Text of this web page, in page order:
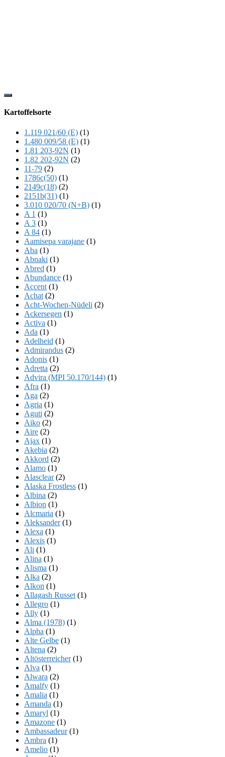
Show
Content
Kartoffelsorte
1.119 021/60 (E) (1)
1.480 009/58 (E) (1)
1.81 203-92N (1)
1.82 202-92N (2)
11-79 (2)
1786c(50) (1)
2149c(18) (2)
2151b(31) (1)
3.010 020/70 (N+B) (1)
A 1 (1)
A 3 (1)
A 84 (1)
Aamisepa varajane (1)
Aba (1)
Abnaki (1)
Abred (1)
Abundance (1)
Accent (1)
Achat (2)
Acht-Wochen-Nüdeli (2)
Ackersegen (1)
Activa (1)
Ada (1)
Adelheid (1)
Admirandus (2)
Adonis (1)
Adretta (2)
Advira (MPI 50.170/144) (1)
Afra (1)
Aga (2)
Agria (1)
Aguti (2)
Aiko (2)
Aire (2)
Ajax (1)
Akebia (2)
Akkord (2)
Alamo (1)
Alasclear(2)
Alaska Frostless (1)
Albina (2)
Albion (1)
Alcmaria (1)
Aleksander(1)
Alexa (1)
Alexis (1)
Ali (1)
Alina (1)
Alisma (1)
Alka (2)
Alkon (1)
Allagash Russet (1)
Allegro (1)
Ally (1)
Alma (1978) (1)
Alpha (1)
Alte Gelbe (1)
Altena (2)
Altösterreicher(1)
Alva (1)
Alwara (2)
Amalfy (1)
Amalia (1)
Amanda (1)
Amaryl (1)
Amazone (1)
Ambassadeur(1)
Ambra (1)
Amelio (1)